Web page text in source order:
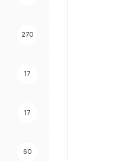
270
17
17
60